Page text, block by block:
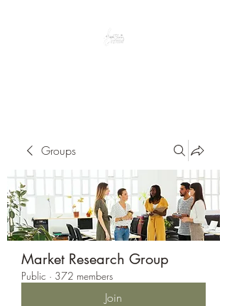
Groups
Market Research Group
Public · 372 members
Join